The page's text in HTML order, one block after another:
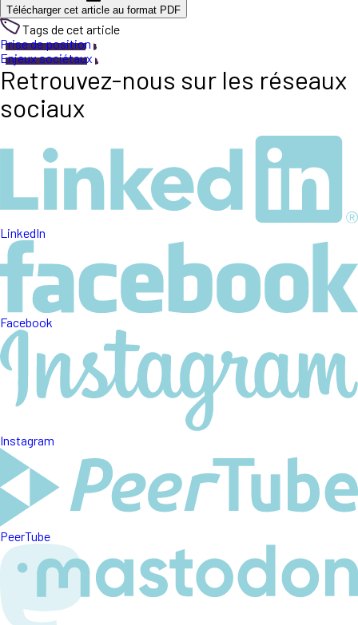
Télécharger cet article au format PDF
Tags de cet article
Prise de position
Enjeux sociétaux
Retrouvez-nous sur les réseaux
sociaux
LinkedIn
Facebook
Instagram
PeerTube